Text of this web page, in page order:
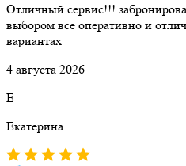
Отличный сервис!!!
выбором все оперативно и
вариантах
4 августа 2026
Е
Екатерина